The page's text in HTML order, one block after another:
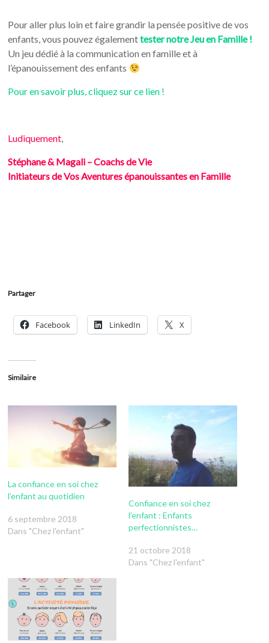
Pour aller plus loin et faire grandir la pensée positive de vos
enfants, vous pouvez égalementtester notre Jeu en Famille !
Un jeu dédié à la communication en famille et à
l’épanouissement des enfants
Pour en savoir plus, cliquez sur ce lien !
Ludiquement,
Stéphane & Magali – Coachs de Vie
Initiateurs de Vos Aventures épanouissantes en Famille
Partager
Facebook LinkedIn X
Similaire
La confiance en soi chez
l’enfant au quotidien
6 septembre 2018
Dans "Chez l'enfant"
Confiance en soi chez
l’enfant : Enfants
perfectionnistes…
21 octobre 2018
Dans "Chez l'enfant"